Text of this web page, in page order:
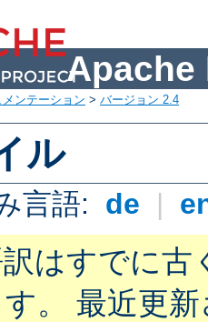
Apache
メンテーション > バージョン 2.4
ル
言語: de |
はすでに古
。 最近更